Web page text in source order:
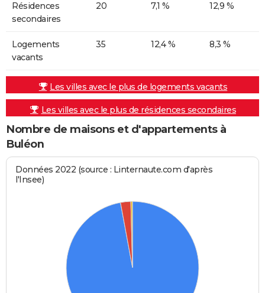
Résidences
secondaires
20 7,1 % 12,9 %
Logements
vacants
35 12,4 % 8,3 %
Les villes avec le plus de logements vacants
Les villes avec le plus de résidences secondaires
Nombre de maisons et d'appartements à
Buléon
Données 2022 (source : Linternaute.com d'après
l'Insee)